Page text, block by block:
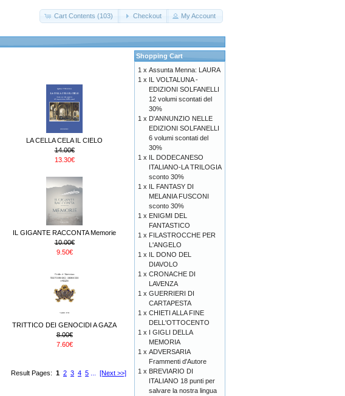
Cart Contents (103) Checkout My Account
LA CELLA CELA IL CIELO
14.00€
13.30€
IL GIGANTE RACCONTA Memorie
10.00€
9.50€
TRITTICO DEI GENOCIDI A GAZA
8.00€
7.60€
Result Pages: 1 2 3 4 5 [Next >>]
Shopping Cart
1 x Assunta Menna: LAURA
1 x IL VOLTALUNA -
EDIZIONI SOLFANELLI
12 volumi scontati del
30%
1 x D'ANNUNZIO NELLE
EDIZIONI SOLFANELLI
6 volumi scontati del
30%
1 x IL DODECANESO
ITALIANO-LA TRILOGIA
sconto 30%
1 x IL FANTASY DI
MELANIA FUSCONI
sconto 30%
1 x ENIGMI DEL
FANTASTICO
1 x FILASTROCCHE PER
L'ANGELO
1 x IL DONO DEL
DIAVOLO
1 x CRONACHE DI
LAVENZA
1 x GUERRIERI DI
CARTAPESTA
1 x CHIETI ALLA FINE
DELL'OTTOCENTO
1 x I GIGLI DELLA
MEMORIA
1 x ADVERSARIA
Frammenti d'Autore
1 x BREVIARIO DI
ITALIANO 18 punti per
salvare la nostra lingua